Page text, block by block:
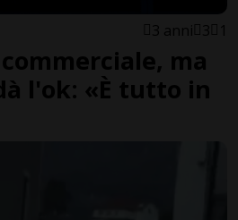
3 anni 3 1
ma
l'ok: «È tutto in